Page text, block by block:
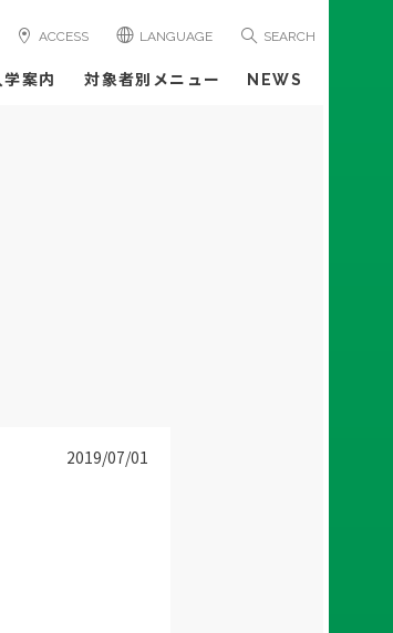
ACCESS LANGUAGE SEARCH
学案内 対象者別メニュー NEWS
2019/07/01